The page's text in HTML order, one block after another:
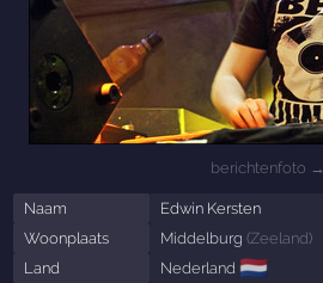
berichtenfoto →
Naam
Edwin Kersten
Woonplaats
Middelburg (Zeeland)
Land
Nederland 🇳🇱